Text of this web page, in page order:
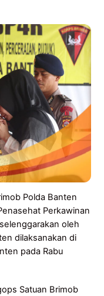
Polda Banten
Perkawinan
oleh
dilaksanakan di
pada Rabu
Satuan Brimob